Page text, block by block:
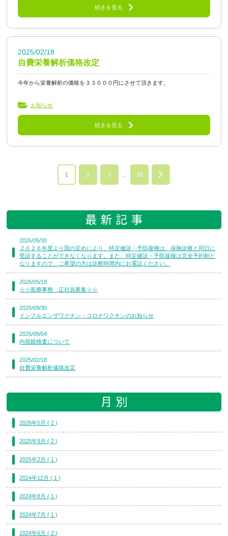
続きを見る
2025/02/18
自費栄養解析価格改定
今年から栄養解析の価格を３３０００円にさせて頂きます。
お知らせ
続きを見る
1 2 3 18
2026/05/30
２０２６年度より国の定めにより、特定健診・予防接種は、保険診療と同日に
受診することができなくなります。また、特定健診・予防接種は完全予約制と
なりますので、ご希望の方は診察時間内にお電話ください。
2026/05/19
☆☆医療事務 正社員募集☆☆
2025/09/30
インフルエンザワクチン・コロナワクチンのお知らせ
2025/09/04
内視鏡検査について
2025/02/18
自費栄養解析価格改定
2026年5月 ( 2 )
2025年9月 ( 2 )
2025年2月 ( 1 )
2024年12月 ( 1 )
2024年8月 ( 1 )
2024年7月 ( 1 )
2024年6月 ( 2 )